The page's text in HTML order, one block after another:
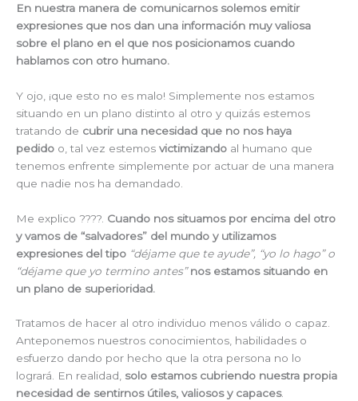
En nuestra manera de comunicarnos solemos emitir
expresiones que nos dan una información muy valiosa
sobre el plano en el que nos posicionamos cuando
hablamos con otro humano.
Y ojo, ¡que esto no es malo! Simplemente nos estamos
situando en un plano distinto al otro y quizás estemos
tratando de cubrir una necesidad que no nos haya
pedido o, tal vez estemos victimizando al humano que
tenemos enfrente simplemente por actuar de una manera
que nadie nos ha demandado.
Me explico ????. Cuando nos situamos por encima del otro
y vamos de “salvadores” del mundo y utilizamos
expresiones del tipo “déjame que te ayude”, “yo lo hago” o
“déjame que yo termino antes” nos estamos situando en
un plano de superioridad.
Tratamos de hacer al otro individuo menos válido o capaz.
Anteponemos nuestros conocimientos, habilidades o
esfuerzo dando por hecho que la otra persona no lo
logrará. En realidad, solo estamos cubriendo nuestra propia
necesidad de sentirnos útiles, valiosos y capaces.